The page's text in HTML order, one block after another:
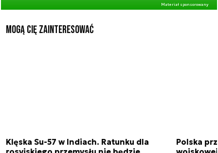
Materiał sponsorowany
Mogą Cię zainteresować
Klęska Su-57 w Indiach. Ratunku dla
Polska